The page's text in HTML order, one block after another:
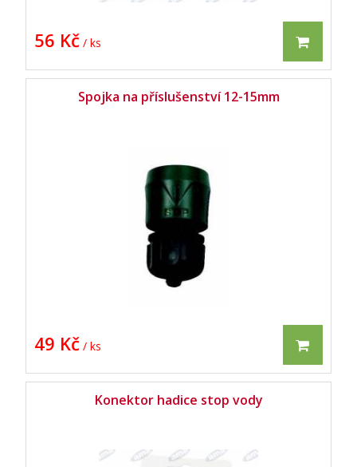
56 Kč / ks
Spojka na příslušenství 12-15mm
49 Kč / ks
Konektor hadice stop vody